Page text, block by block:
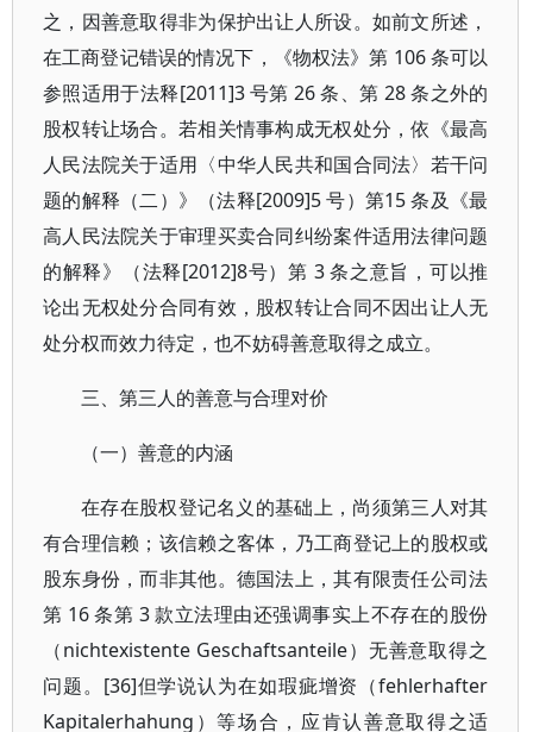
之，因善意取得非为保护出让人所设。如前文所述，
在工商登记错误的情况下，《物权法》第 106 条可以
参照适用于法释[2011]3 号第 26 条、第 28 条之外的
股权转让场合。若相关情事构成无权处分，依《最高
人民法院关于适用〈中华人民共和国合同法〉若干问
题的解释（二）》（法释[2009]5 号）第15 条及《最
高人民法院关于审理买卖合同纠纷案件适用法律问题
的解释》（法释[2012]8号）第 3 条之意旨，可以推
论出无权处分合同有效，股权转让合同不因出让人无
处分权而效力待定，也不妨碍善意取得之成立。
三、第三人的善意与合理对价
（一）善意的内涵
在存在股权登记名义的基础上，尚须第三人对其
有合理信赖；该信赖之客体，乃工商登记上的股权或
股东身份，而非其他。德国法上，其有限责任公司法
第 16 条第 3 款立法理由还强调事实上不存在的股份
（nichtexistente Geschaftsanteile）无善意取得之
问题。[36]但学说认为在如瑕疵增资（fehlerhafter
Kapitalerhahung）等场合，应肯认善意取得之适